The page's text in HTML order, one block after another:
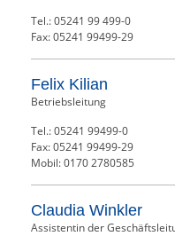
Tel.: 05241 99 499-0
Fax: 05241 99499-29
Felix Kilian
Betriebsleitung
Tel.: 05241 99499-0
Fax: 05241 99499-29
Mobil: 0170 2780585
Claudia Winkler
Assistentin der